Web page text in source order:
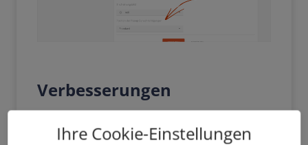
Verbesserungen
Umstellung der Pop-up-
Ihre Cookie-Einstellungen